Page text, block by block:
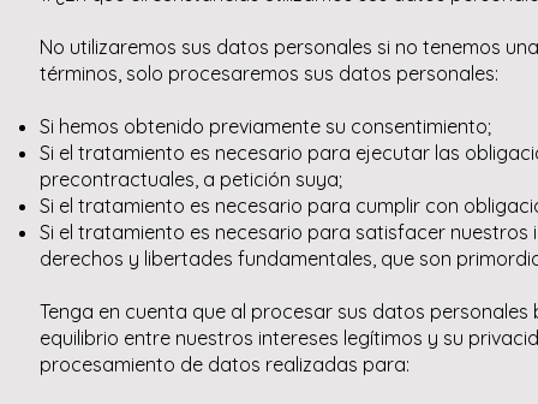
No utilizaremos sus datos personales si no tenemos
términos, solo procesaremos sus datos personales:
Si hemos obtenido previamente su consentimiento;
Si el tratamiento es necesario para ejecutar las
precontractuales, a petición suya;
Si el tratamiento es necesario para cumplir con
Si el tratamiento es necesario para satisfacer
derechos y libertades fundamentales, que son
Tenga en cuenta que al procesar sus datos
equilibrio entre nuestros intereses legítimos y su
procesamiento de datos realizadas para: